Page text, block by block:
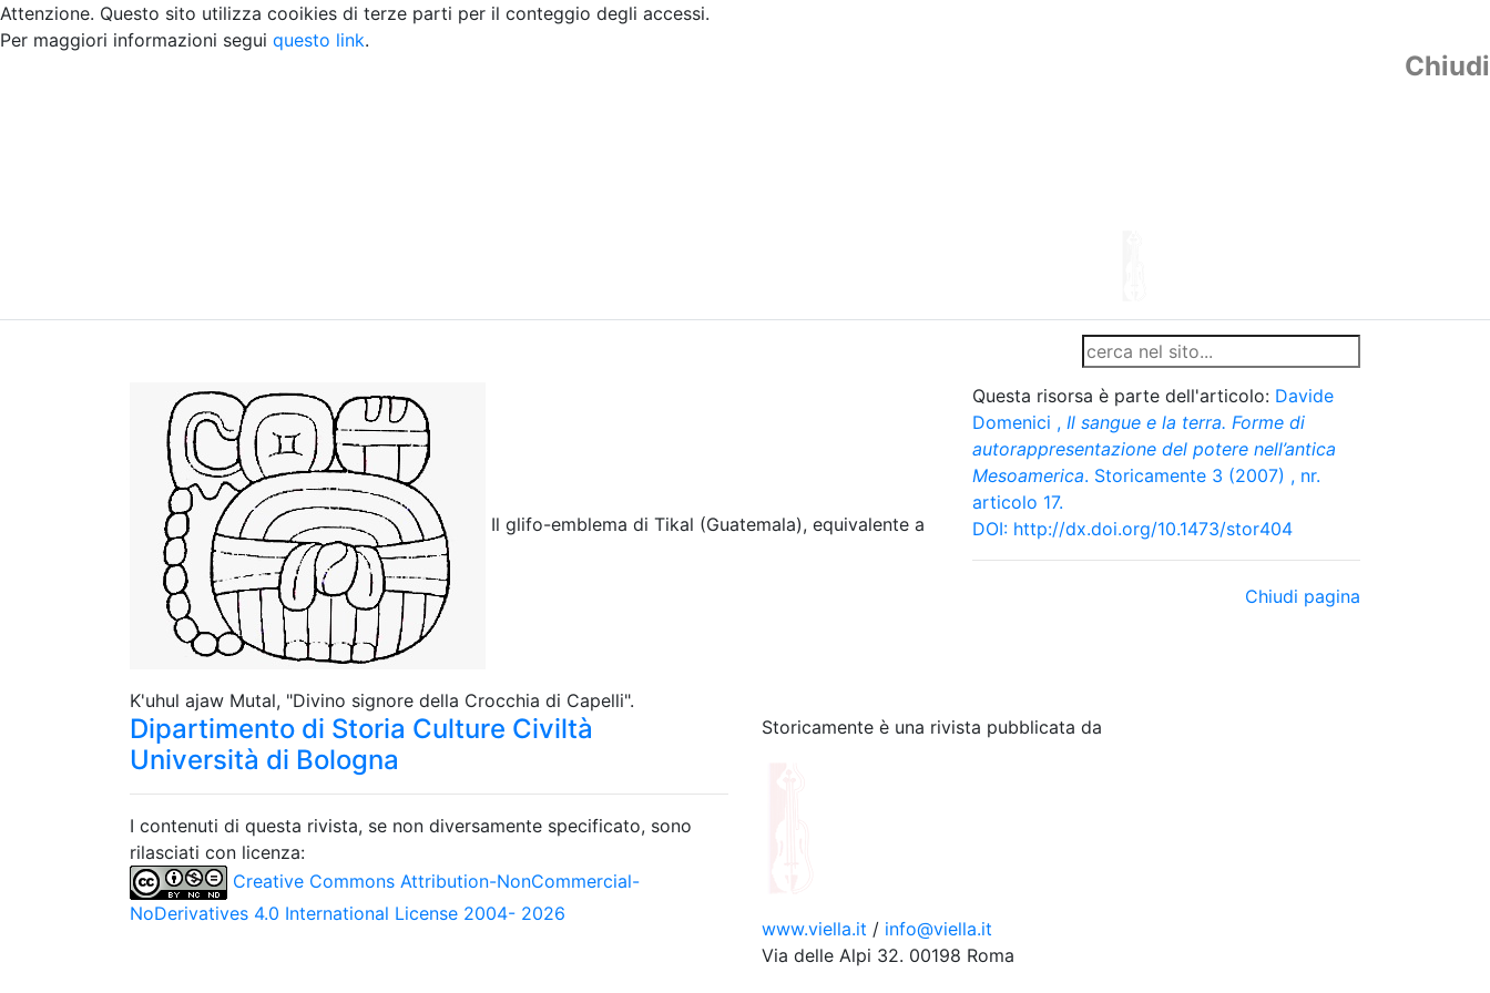
Attenzione. Questo sito utilizza cooikies di terze parti per il conteggio degli accessi.
Per maggiori informazioni segui questo link.
Chiudi
Il glifo-emblema di Tikal (Guatemala), equivalente a
K'uhul ajaw Mutal, "Divino signore della Crocchia di Capelli".
Questa risorsa è parte dell'articolo: Davide
Domenici , Il sangue e la terra. Forme di
autorappresentazione del potere nell’antica
Mesoamerica. Storicamente 3 (2007) , nr.
articolo 17.
DOI: http://dx.doi.org/10.1473/stor404
Chiudi pagina
Dipartimento di Storia Culture Civiltà
Università di Bologna
I contenuti di questa rivista, se non diversamente specificato, sono
rilasciati con licenza:
Creative Commons Attribution-NonCommercial-
NoDerivatives 4.0 International License 2004- 2026
Storicamente è una rivista pubblicata da
www.viella.it / info@viella.it
Via delle Alpi 32. 00198 Roma